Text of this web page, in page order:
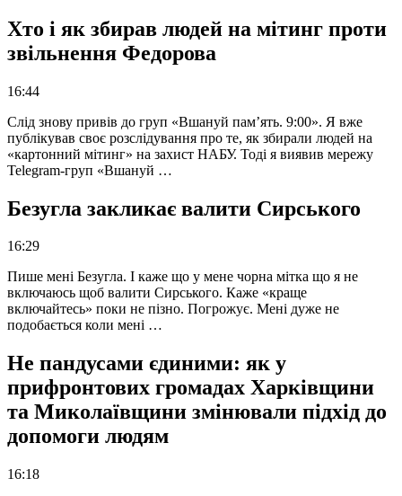
Хто і як збирав людей на мітинг проти
звільнення Федорова
16:44
Слід знову привів до груп «Вшануй пам’ять. 9:00». Я вже
публікував своє розслідування про те, як збирали людей на
«картонний мітинг» на захист НАБУ. Тоді я виявив мережу
Telegram-груп «Вшануй …
Безугла закликає валити Сирського
16:29
Пише мені Безугла. І каже що у мене чорна мітка що я не
включаюсь щоб валити Сирського. Каже «краще
включайтесь» поки не пізно. Погрожує. Мені дуже не
подобається коли мені …
Не пандусами єдиними: як у
прифронтових громадах Харківщини
та Миколаївщини змінювали підхід до
допомоги людям
16:18